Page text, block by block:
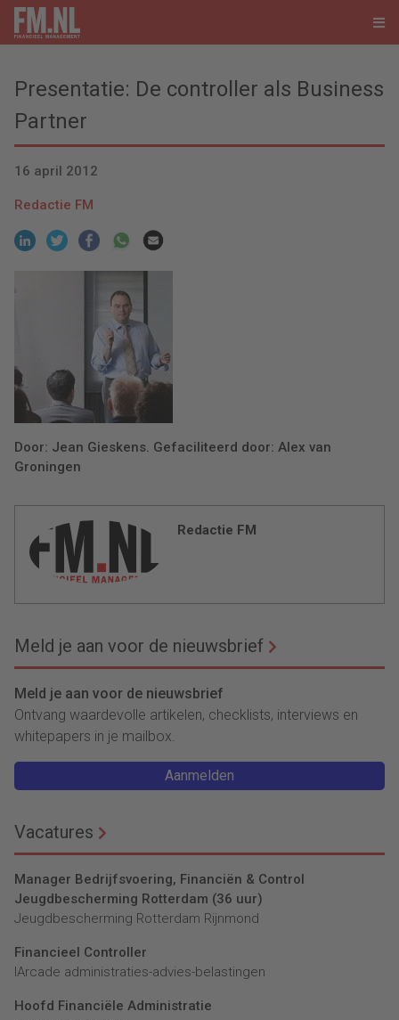
Presentatie: De controller als Business
Partner
16 april 2012
Redactie FM
Door: Jean Gieskens. Gefaciliteerd door: Alex van
Groningen
Redactie FM
Meld je aan voor de nieuwsbrief
Meld je aan voor de nieuwsbrief
Ontvang waardevolle artikelen, checklists, interviews en
whitepapers in je mailbox.
Aanmelden
Vacatures
Manager Bedrijfsvoering, Financiën & Control
Jeugdbescherming Rotterdam (36 uur)
Jeugdbescherming Rotterdam Rijnmond
Financieel Controller
lArcade administraties-advies-belastingen
Hoofd Financiële Administratie